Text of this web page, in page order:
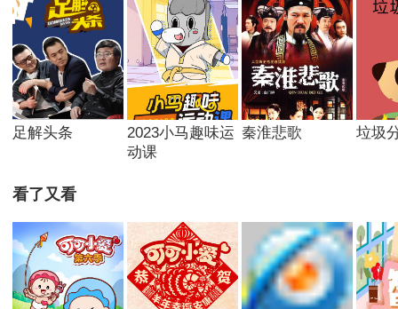
足解头条
2023小马趣味运
动课
秦淮悲歌 垃圾
看了又看